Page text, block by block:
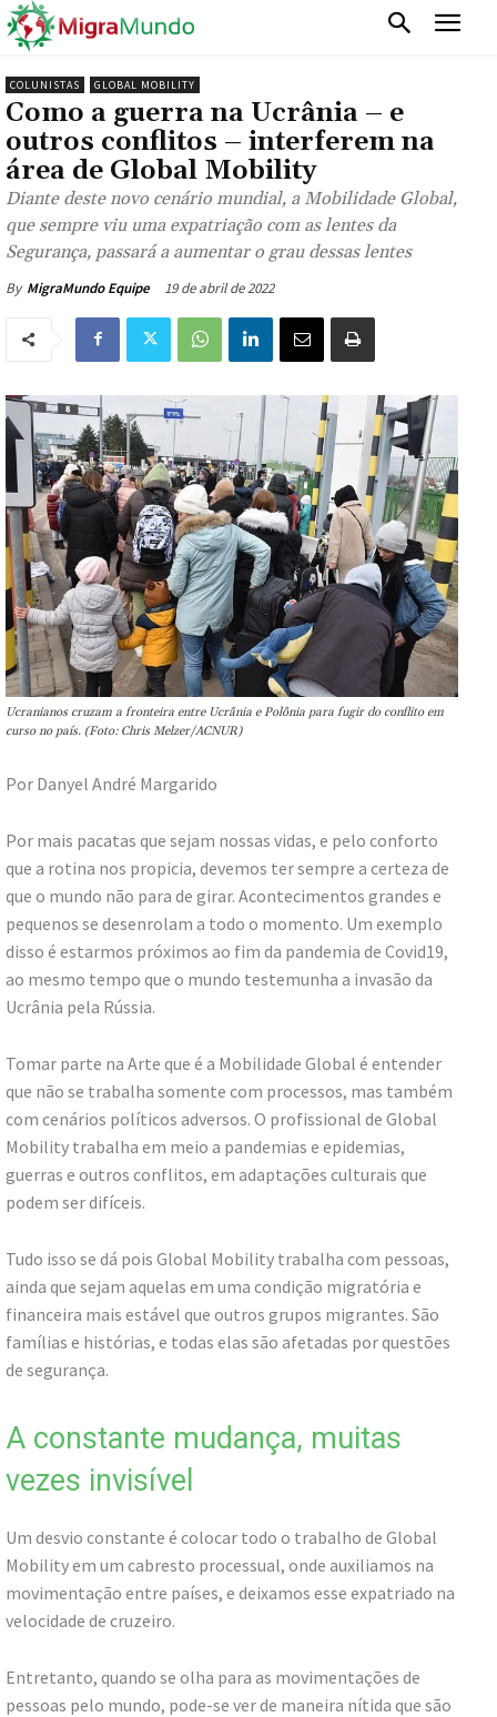
COLUNISTAS GLOBAL MOBILITY
Como a guerra na Ucrânia – e
outros conflitos – interferem na
área de Global Mobility
Diante deste novo cenário mundial, a Mobilidade Global,
que sempre viu uma expatriação com as lentes da
Segurança, passará a aumentar o grau dessas lentes
By MigraMundo Equipe 19 de abril de 2022
Ucranianos cruzam a fronteira entre Ucrânia e Polônia para fugir do conflito em
curso no país. (Foto: Chris Melzer/ACNUR)
Por Danyel André Margarido
Por mais pacatas que sejam nossas vidas, e pelo conforto
que a rotina nos propicia, devemos ter sempre a certeza de
que o mundo não para de girar. Acontecimentos grandes e
pequenos se desenrolam a todo o momento. Um exemplo
disso é estarmos próximos ao fim da pandemia de Covid19,
ao mesmo tempo que o mundo testemunha a invasão da
Ucrânia pela Rússia.
Tomar parte na Arte que é a Mobilidade Global é entender
que não se trabalha somente com processos, mas também
com cenários políticos adversos. O profissional de Global
Mobility trabalha em meio a pandemias e epidemias,
guerras e outros conflitos, em adaptações culturais que
podem ser difíceis.
Tudo isso se dá pois Global Mobility trabalha com pessoas,
ainda que sejam aquelas em uma condição migratória e
financeira mais estável que outros grupos migrantes. São
famílias e histórias, e todas elas são afetadas por questões
de segurança.
A constante mudança, muitas
vezes invisível
Um desvio constante é colocar todo o trabalho de Global
Mobility em um cabresto processual, onde auxiliamos na
movimentação entre países, e deixamos esse expatriado na
velocidade de cruzeiro.
Entretanto, quando se olha para as movimentações de
pessoas pelo mundo, pode-se ver de maneira nítida que são